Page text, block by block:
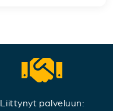
Liittynyt palveluun: